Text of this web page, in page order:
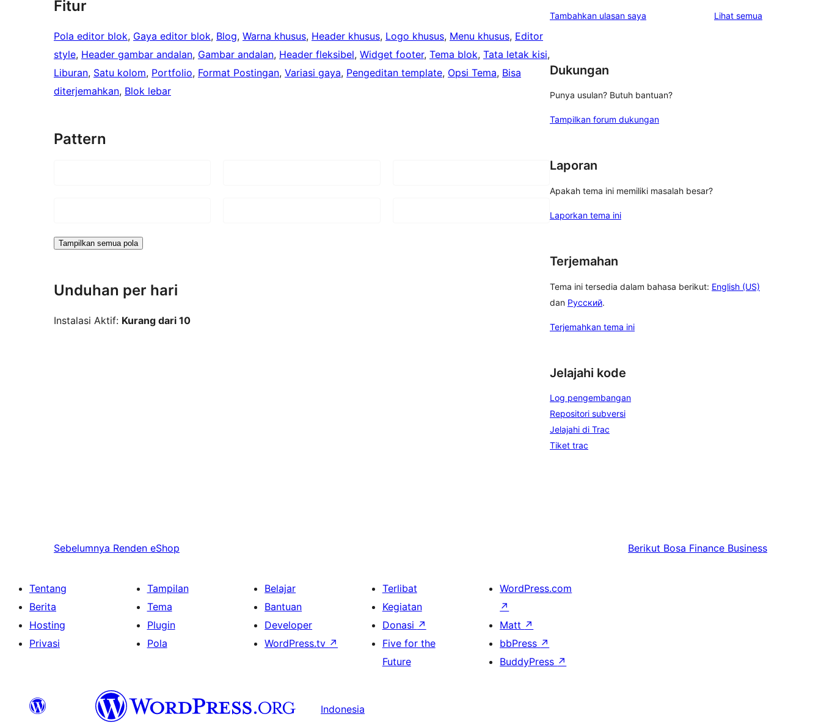
Fitur
Pola editor blok, Gaya editor blok, Blog, Warna khusus, Header khusus, Logo khusus, Menu khusus, Editor
style, Header gambar andalan, Gambar andalan, Header fleksibel, Widget footer, Tema blok, Tata letak kisi
Liburan, Satu kolom, Portfolio, Format Postingan, Variasi gaya, Pengeditan template, Opsi Tema, Bisa
diterjemahkan, Blok lebar
Pattern
Tampilkan semua pola
Unduhan per hari
Instalasi Aktif: Kurang dari 10
Tambahkan ulasan saya Lihat semua
Dukungan
Punya usulan? Butuh bantuan?
Tampilkan forum dukungan
Laporan
Apakah tema ini memiliki masalah besar?
Laporkan tema ini
Terjemahan
Tema ini tersedia dalam bahasa berikut: English (US)
dan Русский.
Terjemahkan tema ini
Jelajahi kode
Log pengembangan
Repositori subversi
Jelajahi di Trac
Tiket trac
Sebelumnya Renden eShop Berikut Bosa Finance Business
Tentang
Berita
Hosting
Privasi
Tampilan
Tema
Plugin
Pola
Belajar
Bantuan
Developer
WordPress.tv ↗
Terlibat
Kegiatan
Donasi ↗
Five for the
Future
WordPress.com
↗
Matt ↗
bbPress ↗
BuddyPress ↗
Indonesia